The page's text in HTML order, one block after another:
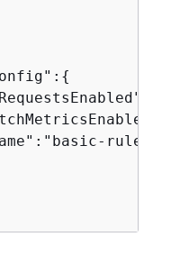
{
rule"